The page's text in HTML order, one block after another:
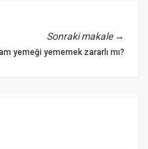
Sonraki makale→
yemeği yememek zararlı mı?